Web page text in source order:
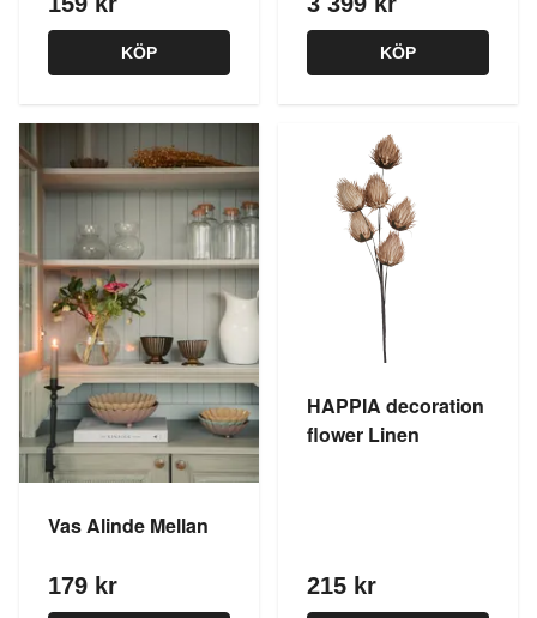
KÖP KÖP
Vas Alinde Mellan
179 kr
HAPPIA decoration
flower Linen
215 kr